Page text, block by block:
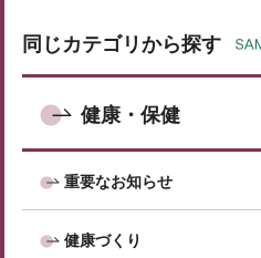
同じカテゴリから探す
健康・保健
重要なお知らせ
健康づくり